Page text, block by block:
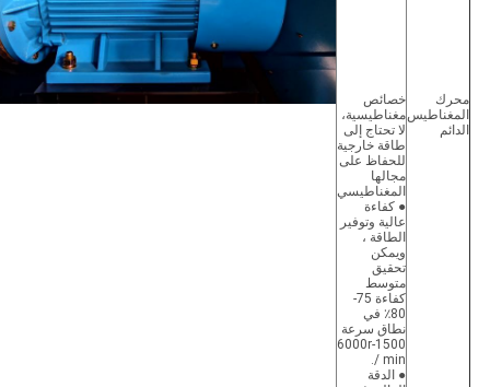
محرك
المغناطيس
الدائم
خصائص
مغناطيسية،
لا تحتاج إلى
طاقة خارجية
للحفاظ على
مجالها
المغناطيسي
● كفاءة
عالية وتوفير
الطاقة ،
ويمكن
تحقيق
متوسط
كفاءة 75-
80٪ في
نطاق سرعة
1500-6000r
/ min.
● الدقة